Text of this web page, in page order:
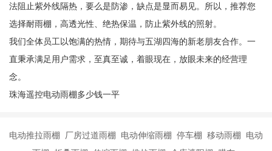
法阻止紫外线隔热，要么是防渗，缺点是显而易见。所以，推荐您
选择耐雨棚，高透光性、绝热保温，防止紫外线的照射。
我们全体员工以饱满的热情，期待与五湖四海的新老朋友合作。一
直秉承满足用户需求，至真至诚，着眼现在，放眼未来的经营理
念。
珠海遥控电动雨棚多少钱一平
电动推拉雨棚 厂房过道雨棚 电动伸缩雨棚 停车棚 移动雨棚 电动